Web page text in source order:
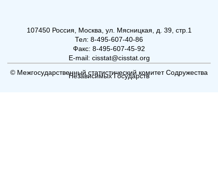
107450 Россия, Москва, ул. Мясницкая, д. 39, стр.1
Тел: 8-495-607-40-86
Факс: 8-495-607-45-92
E-mail: cisstat@cisstat.org
© Межгосударственный статистический комитет Содружества
Независимых Государств